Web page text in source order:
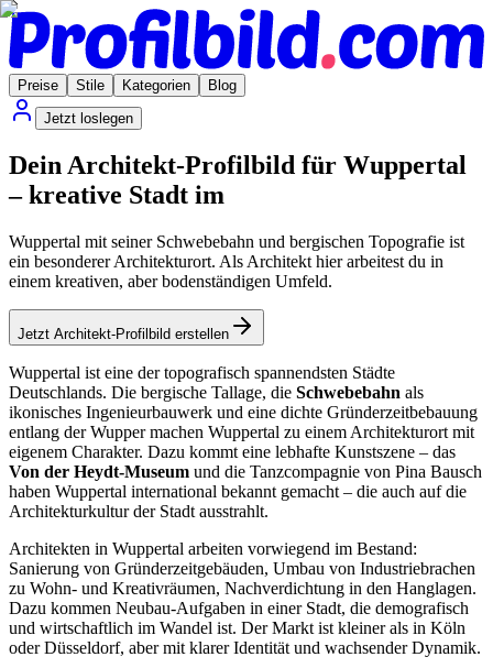
Preise Stile Kategorien
Blog
Jetzt loslegen
Dein Architekt-Profilbild für Wuppertal
– kreative Stadt im
Wuppertal mit seiner Schwebebahn und bergischen Topografie ist
ein besonderer Architekturort. Als Architekt hier arbeitest du in
einem kreativen, aber bodenständigen Umfeld.
Jetzt Architekt-Profilbild erstellen
Wuppertal ist eine der topografisch spannendsten Städte
Deutschlands. Die bergische Tallage, die Schwebebahn als
ikonisches Ingenieurbauwerk und eine dichte Gründerzeitbebauung
entlang der Wupper machen Wuppertal zu einem Architekturort mit
eigenem Charakter. Dazu kommt eine lebhafte Kunstszene – das
Von der Heydt-Museum und die Tanzcompagnie von Pina Bausch
haben Wuppertal international bekannt gemacht – die auch auf die
Architekturkultur der Stadt ausstrahlt.
Architekten in Wuppertal arbeiten vorwiegend im Bestand:
Sanierung von Gründerzeitgebäuden, Umbau von Industriebrachen
zu Wohn- und Kreativräumen, Nachverdichtung in den Hanglagen.
Dazu kommen Neubau-Aufgaben in einer Stadt, die demografisch
und wirtschaftlich im Wandel ist. Der Markt ist kleiner als in Köln
oder Düsseldorf, aber mit klarer Identität und wachsender Dynamik.